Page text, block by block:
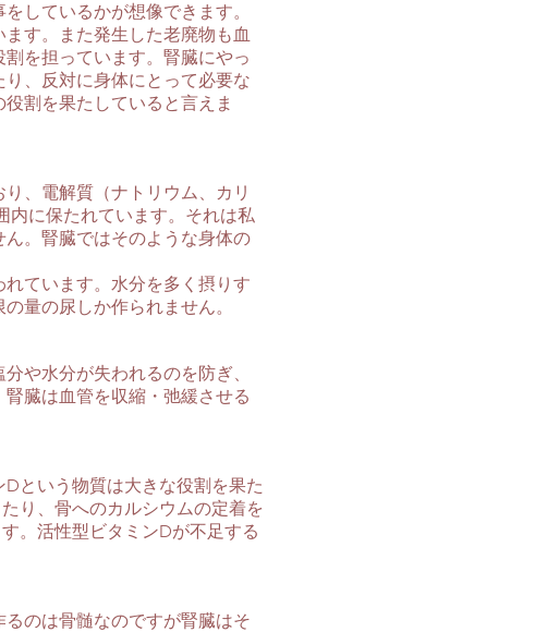
しているかが想像できます。
す。また発生した老廃物も血
を担っています。腎臓にやっ
、反対に身体にとって必要な
割を果たしていると言えま
、電解質（ナトリウム、カリ
内に保たれています。それは私
。腎臓ではそのような身体の
ています。水分を多く摂りす
量の尿しか作られません。
や水分が失われるのを防ぎ、
臓は血管を収縮・弛緩させる
という物質は大きな役割を果た
り、骨へのカルシウムの定着を
。活性型ビタミンDが不足する
のは骨髄なのですが腎臓はそ